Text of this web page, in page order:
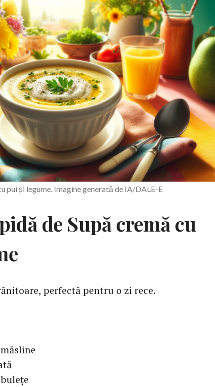
pui și legume. Imagine generată de IA/DALE-E
de Supă cremă cu
perfectă pentru o zi rece.